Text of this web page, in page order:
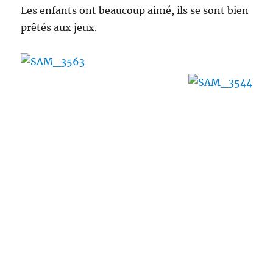
Les enfants ont beaucoup aimé, ils se sont bien
prêtés aux jeux.